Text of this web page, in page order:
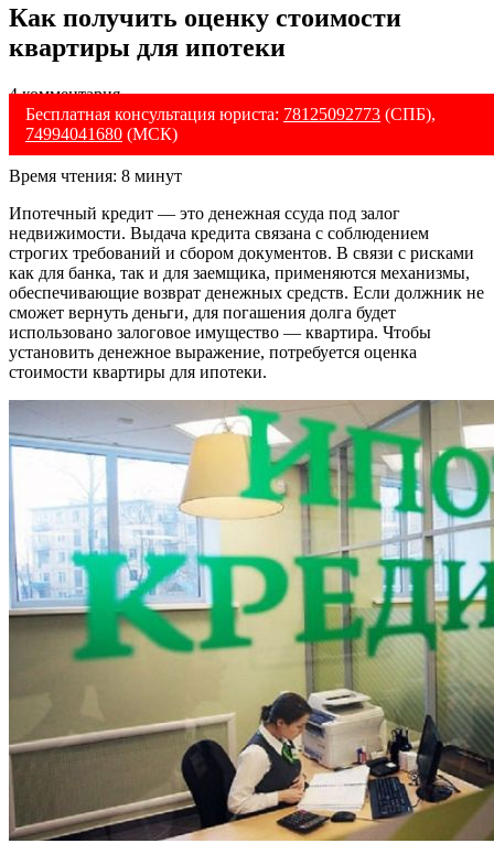
Как получить оценку стоимости
квартиры для ипотеки
4 комментария
Бесплатная консультация юриста: 78125092773 (СПБ),
74994041680 (МСК)
Время чтения: 8 минут
Ипотечный кредит — это денежная ссуда под залог
недвижимости. Выдача кредита связана с соблюдением
строгих требований и сбором документов. В связи с рисками
как для банка, так и для заемщика, применяются механизмы,
обеспечивающие возврат денежных средств. Если должник не
сможет вернуть деньги, для погашения долга будет
использовано залоговое имущество — квартира. Чтобы
установить денежное выражение, потребуется оценка
стоимости квартиры для ипотеки.